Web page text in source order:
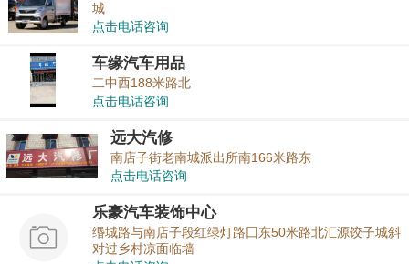
城
点击电话咨询
车缘汽车用品
二中西188米路北
点击电话咨询
远大汽修
南店子街老南城派出所南166米路东
点击电话咨询
乐豪汽车装饰中心
缗城路与南店子段红绿灯路囗东50米路北汇源饺子城斜
对过乡村凉面临墙